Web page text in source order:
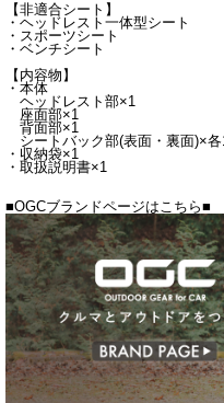
【非適合シート】
・ヘッドレスト一体型シート
・スポーツシート
・ベンチシート
【内容物】
・本体
ヘッドレスト部×1
座面部×1
背面部×1
シートバック部(表面・裏面)×各
・収納袋×1
・取扱説明書×1
■OGCブランドページはこちら■